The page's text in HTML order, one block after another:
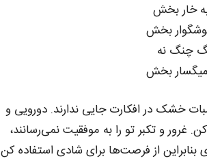
خار بخش
بخش
چنگ نه
بخش
خشک در افکارت جایی ندارند. دورویی و
غرور و تکبر تو را به موفقیت نمی‌رسانند،
از فرصت‌ها برای شادی استفاده کن